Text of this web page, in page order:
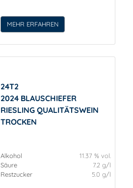
MEHR ERFAHREN
24T2
2024 BLAUSCHIEFER
RIESLING QUALITÄTSWEIN
TROCKEN
Alkohol
11.37 % vol.
Säure
7.2 g/l
Restzucker
5.0 g/l